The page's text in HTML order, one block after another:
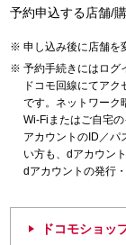
予約申込する店舗/
申し込み後に店舗を
予約手続きにはログ
ドコモ回線にてア
です。ネットワーク
Wi-Fiまたはご自宅
アカウントのID／パ
い方も、dアカウン
dアカウントの発行
ドコモショッ